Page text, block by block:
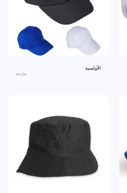
الأولمبية
an4759